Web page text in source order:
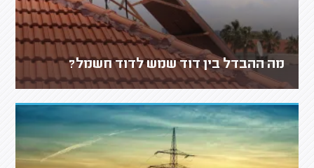
מה ההבדל בין דוד שמש לדוד חשמל?